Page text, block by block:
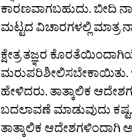
ಕಾರಣವಾಗಬಹುದು. ಬೀದಿ
ಮಟ್ಟದ ವಿಚಾರಗಳಲ್ಲಿ ಮಾತ್ರ
ಕ್ಷೇತ್ರ ತಜ್ಞರ
ಮರುಪರಿಶೀಲಿಸಬೇಕಾಯಿತು.
ಹೇಳಿದರು. ತಾತ್ಕಾಲಿಕ
ಬದಲಾವಣೆ ಮಾಡುವುದು
ತಾತ್ಕಾಲಿಕ ಆದೇಶಗಳಿಂದಾಗಿ